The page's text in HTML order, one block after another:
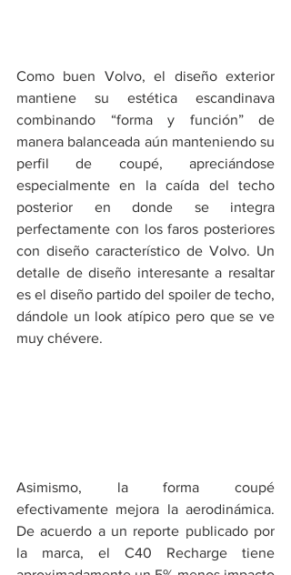
Como buen Volvo, el diseño exterior
mantiene su estética escandinava
combinando “forma y función” de
manera balanceada aún manteniendo su
perfil de coupé, apreciándose
especialmente en la caída del techo
posterior en donde se integra
perfectamente con los faros posteriores
con diseño característico de Volvo. Un
detalle de diseño interesante a resaltar
es el diseño partido del spoiler de techo,
dándole un look atípico pero que se ve
muy chévere.
Asimismo, la forma coupé
efectivamente mejora la aerodinámica.
De acuerdo a un reporte publicado por
la marca, el C40 Recharge tiene